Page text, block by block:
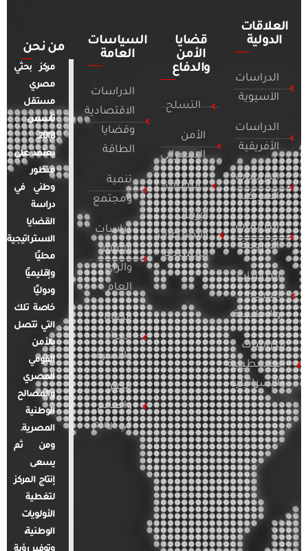
العلاقات
الدولية
الدراسات
الآسيوية
الدراسات
الأفريقية
الدراسات
الأمريكية
الدراسات
الأوروبية
الدراسات
العربية
والإقليمية
الدراسات
الفلسطينية
والإسرائيلية
قضايا
الأمن
والدفاع
التسلح
الأمن
السيبراني
التطرف
الإرهاب
والصراعات
المسلحة
السياسات
العامة
الدراسات
الاقتصادية
وقضايا
الطاقة
تنمية
ومجتمع
دراسات
الإعلام
والرأي
العام
قضايا
المرأة
والأسرة
مصر
والعالم
في أرقام
من نحن
مركز بحثي
مصري
مستقل
تأسس
2018.
يعتمد على
منظور
وطني في
دراسة
القضايا
الاستراتيجية
محليًا
وإقليميًا
ودوليًا
خاصة تلك
التي تتصل
بالأمن
القومي
المصري
والمصالح
الوطنية
المصرية.
ومن ثم
يسعى
إنتاج المركز
لتغطية
الأولويات
الوطنية،